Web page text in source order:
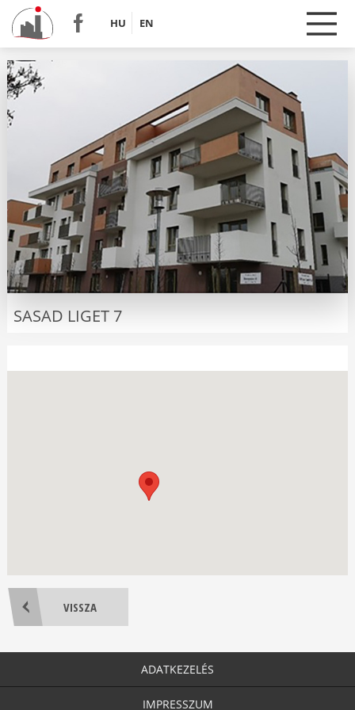
HU EN
SASAD LIGET 7
VISSZA
ADATKEZELÉS
IMPRESSZUM